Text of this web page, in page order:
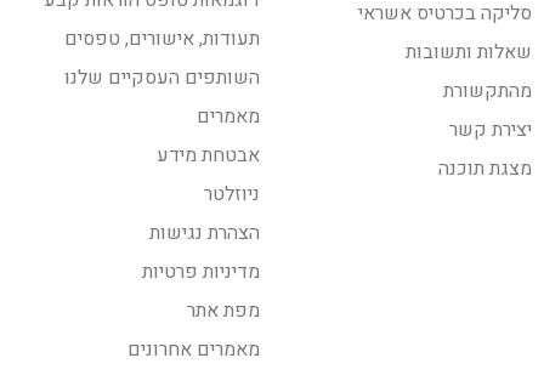
סליקה בכרטיס אשראי
שאלות ותשובות
מהתקשורת
יצירת קשר
מצגת תוכנה
תעודות, אישורים, טפסים
השותפים העסקיים שלנו
מאמרים
אבטחת מידע
ניוזלטר
הצהרת נגישות
מדיניות פרטיות
מפת אתר
מאמרים אחרונים